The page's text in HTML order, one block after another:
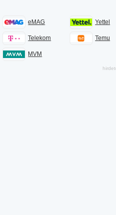
eMAG Yettel
Telekom Temu
MVM